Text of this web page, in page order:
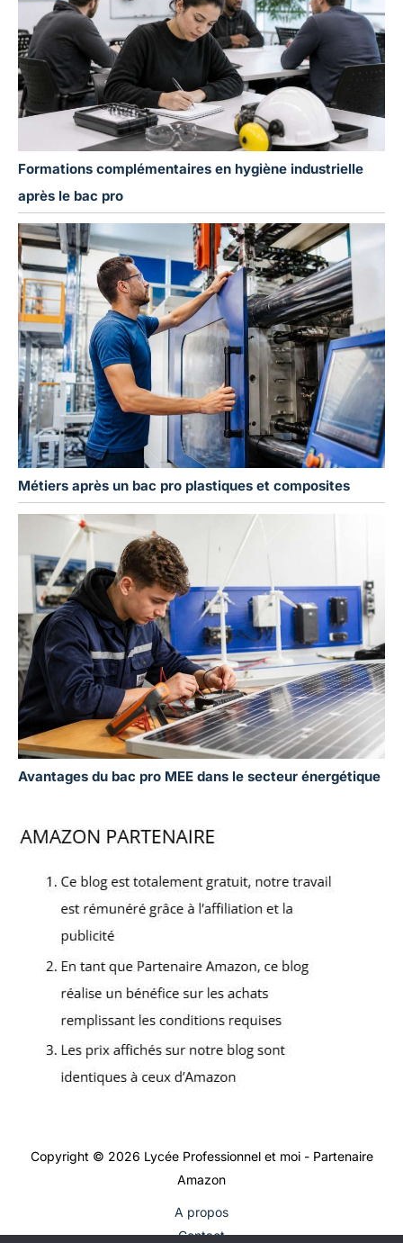
Formations complémentaires en hygiène industrielle
après le bac pro
Métiers après un bac pro plastiques et composites
Avantages du bac pro MEE dans le secteur énergétique
Copyright © 2026 Lycée Professionnel et moi - Partenaire
Amazon
A propos
Contact